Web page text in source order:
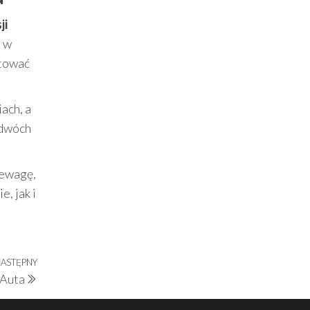
w
a
jak i
Następny